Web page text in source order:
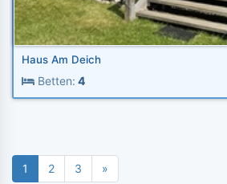
Haus Am Deich
Betten: 4
1 2 3 »